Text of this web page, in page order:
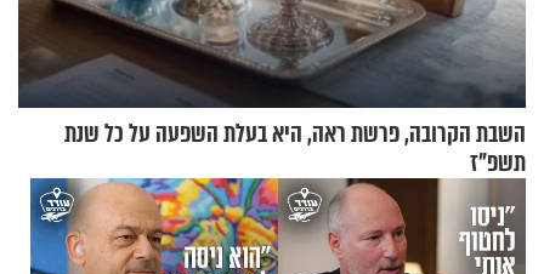
השבת הקרובה, פרשת ראה, היא בעלת השפעה על כל שנת
תשפ"ז